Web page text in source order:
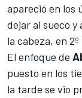
apareció en los
dejar al sueco y
la cabeza, en 2º
El enfoque de
puesto en los
la tarde se vio